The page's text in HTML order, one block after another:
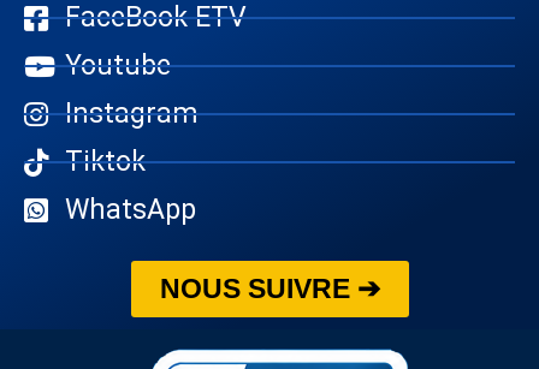
FaceBook ETV
Youtube
Instagram
Tiktok
WhatsApp
NOUS SUIVRE ➔